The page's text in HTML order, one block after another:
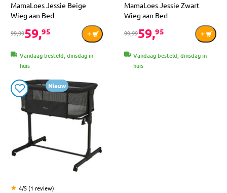
MamaLoes Jessie Beige
Wieg aan Bed
99,9959,95
Vandaag besteld, dinsdag in
huis
MamaLoes Jessie Zwart
Wieg aan Bed
99,9959,95
Vandaag besteld, dinsdag in
huis
Nieuw
4/5 (1 review)